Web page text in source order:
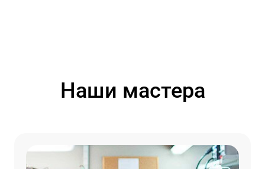
Наши мастера